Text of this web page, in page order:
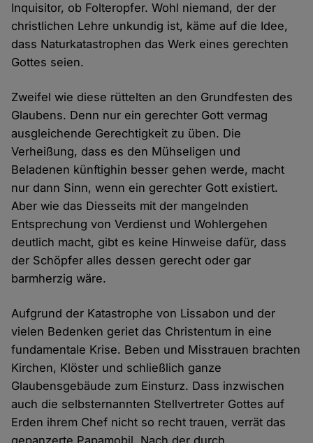
Inquisitor, ob Folteropfer. Wohl niemand, der der
christlichen Lehre unkundig ist, käme auf die Idee,
dass Naturkatastrophen das Werk eines gerechten
Gottes seien.
Zweifel wie diese rüttelten an den Grundfesten des
Glaubens. Denn nur ein gerechter Gott vermag
ausgleichende Gerechtigkeit zu üben. Die
Verheißung, dass es den Mühseligen und
Beladenen künftighin besser gehen werde, macht
nur dann Sinn, wenn ein gerechter Gott existiert.
Aber wie das Diesseits mit der mangelnden
Entsprechung von Verdienst und Wohlergehen
deutlich macht, gibt es keine Hinweise dafür, dass
der Schöpfer alles dessen gerecht oder gar
barmherzig wäre.
Aufgrund der Katastrophe von Lissabon und der
vielen Bedenken geriet das Christentum in eine
fundamentale Krise. Beben und Misstrauen brachten
Kirchen, Klöster und schließlich ganze
Glaubensgebäude zum Einsturz. Dass inzwischen
auch die selbsternannten Stellvertreter Gottes auf
Erden ihrem Chef nicht so recht trauen, verrät das